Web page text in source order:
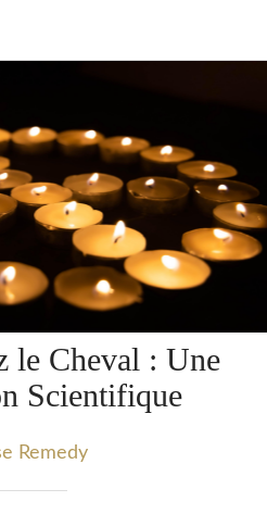
le Cheval : Une
Scientifique
Remedy